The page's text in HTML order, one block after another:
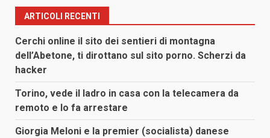
ARTICOLI RECENTI
Cerchi online il sito dei sentieri di montagna
dell’Abetone, ti dirottano sul sito porno. Scherzi da
hacker
Torino, vede il ladro in casa con la telecamera da
remoto e lo fa arrestare
Giorgia Meloni e la premier (socialista) danese